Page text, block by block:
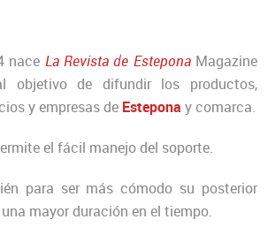
nace La Revista de EsteponaMagazine
objetivo de difundir los productos,
y empresas de Estepona y comarca.
el fácil manejo del soporte.
para ser más cómodo su posterior
mayor duración en el tiempo.